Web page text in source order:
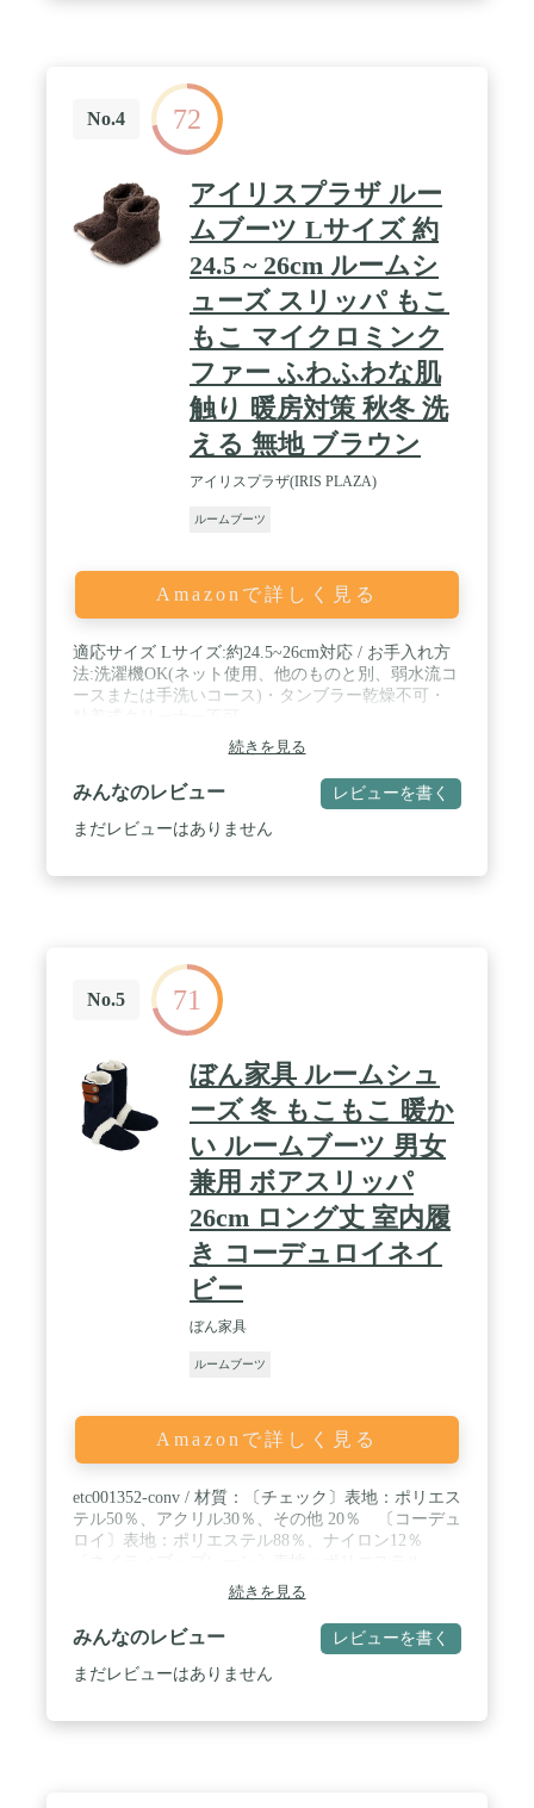
No.4 72
アイリスプラザ ルー
ムブーツ Lサイズ 約
24.5 ~ 26cm ルームシ
ューズ スリッパ もこ
もこ マイクロミンク
ファー ふわふわな肌
触り 暖房対策 秋冬 洗
える 無地 ブラウン
アイリスプラザ(IRIS PLAZA)
ルームブーツ
Amazonで詳しく見る
適応サイズ Lサイズ:約24.5~26cm対応 / お手入れ方
法:洗濯機OK(ネット使用、他のものと別、弱水流コ
ースまたは手洗いコース)・タンブラー乾燥不可・
続きを見る
みんなのレビュー レビューを書く
まだレビューはありません
No.5 71
ぼん家具 ルームシュ
ーズ 冬 もこもこ 暖か
い ルームブーツ 男女
兼用 ボアスリッパ
26cm ロング丈 室内履
き コーデュロイネイ
ビー
ぼん家具
ルームブーツ
Amazonで詳しく見る
etc001352-conv / 材質：〔チェック〕表地：ポリエス
テル50％、アクリル30％、その他 20％ 〔コーデュ
ロイ〕表地：ポリエステル88％、ナイロン12％
100％ 〔共通〕中材・裏地・底敷：ポリエステル
100％ 底敷芯：発泡PE＋EVA / カラー：チェック
グレー、チェックネイビー、コーデュロイベージ
ュ、コーデュロイネイビー、ネイティブグレー、ネ
イティブネイビー、チェックレッド、チェックグリ
続きを見る
みんなのレビュー レビューを書く
まだレビューはありません